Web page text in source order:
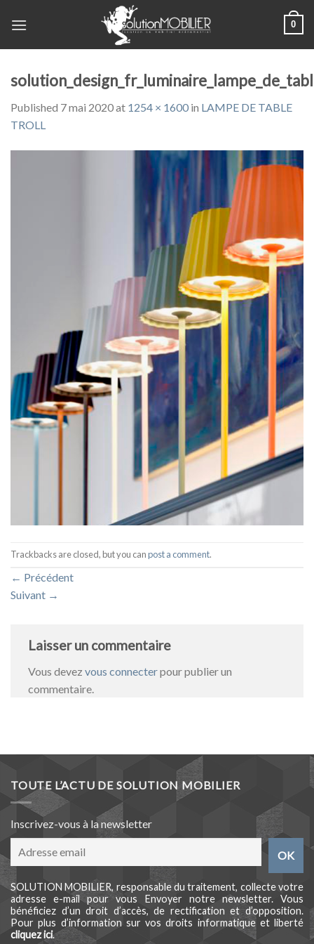
0
Published 7 mai 2020at 1254 × 1600 in LAMPE DE TABLE
TROLL
Trackbacks are closed, but you canpost a comment.
← Précédent
Suivant →
Laisser un commentaire
Vous devez vous connecterpour publier un
commentaire.
TOUTE L’ACTU DE SOLUTION MOBILIER
Inscrivez-vous à la newsletter
SOLUTION MOBILIER, responsable du traitement, collecte votre
adresse e-mail pour vous Envoyer notre newsletter. Vous
bénéficiez d’un droit d’accès, de rectification et d’opposition.
Pour plus d’information sur vos droits informatique et liberté
cliquez ici.